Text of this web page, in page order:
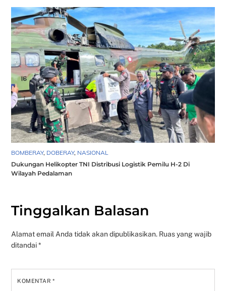
BOMBERAY, DOBERAY, NASIONAL
Dukungan Helikopter TNI Distribusi Logistik Pemilu H-2 Di
Wilayah Pedalaman
Tinggalkan Balasan
Alamat email Anda tidak akan dipublikasikan. Ruas yang wajib
ditandai*
KOMENTAR*